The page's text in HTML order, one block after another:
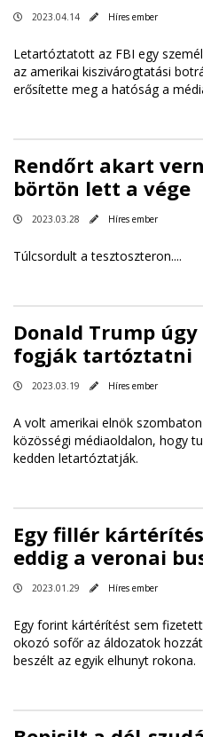
2023.04.14 Híres ember
Letartóztatott az FBI egy
az amerikai kiszivárogtatási
erősítette meg a hatóság a
Rendőrt akart
börtön lett a vége
2023.03.28 Híres ember
Túlcsordult a tesztoszteron....
Donald Trump
fogják tartóztatni
2023.03.19 Híres ember
A volt amerikai elnök
közösségi médiaoldalon, hogy
kedden letartóztatják.
Egy fillér
eddig a veronai
2023.01.29 Híres ember
Egy forint kártérítést sem
okozó sofőr az áldozatok
beszélt az egyik elhunyt rokona.